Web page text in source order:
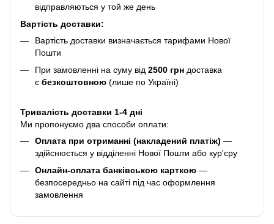
відправляються у той же день
Вартість доставки:
Вартість доставки визначається тарифами Нової
Пошти
При замовленні на суму від 2500 грн доставка
є безкоштовною (лише по Україні)
Тривалість доставки 1-4 дні
Ми пропонуємо два способи оплати:
Оплата при отриманні (накладений платіж) —
здійснюється у відділенні Нової Пошти або кур'єру
Онлайн-оплата банківською карткою —
безпосередньо на сайті під час оформлення
замовлення